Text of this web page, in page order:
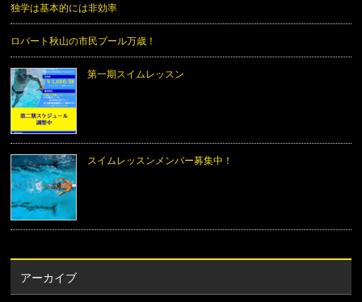
独学は基本的には非効率
ロバート秋山の市民プール万歳！
第一期スイムレッスン
スイムレッスンメンバー募集中！
アーカイブ